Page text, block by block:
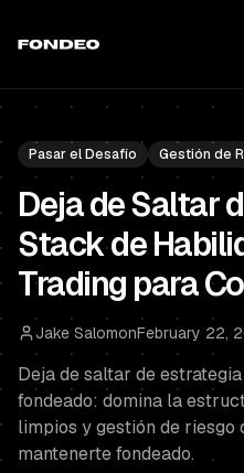
Pasar el Desafío Gestión de
Deja de Saltar
Stack de
Trading para
Jake SalomonFebruary 22,
Deja de saltar de
fondeado: domina la
limpios y gestión de
mantenerte fondeado.